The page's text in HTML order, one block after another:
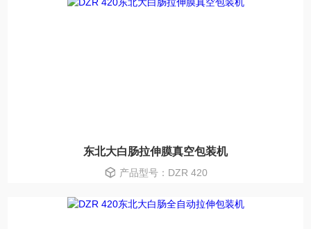
东北大白肠拉伸膜真空包装机
产品型号：DZR 420